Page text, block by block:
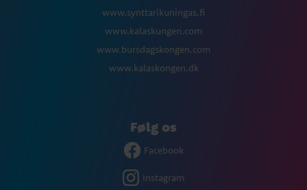
www.synttarikuningas.fi
www.kalaskungen.com
www.bursdagskongen.com
www.kalaskongen.dk
Følg os
Facebook
Instagram